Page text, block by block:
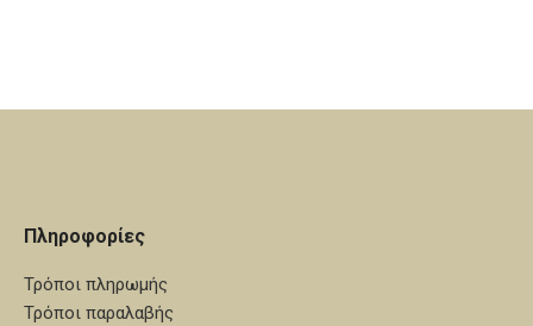
Πληροφορίες
Τρόποι πληρωμής
Τρόποι παραλαβής